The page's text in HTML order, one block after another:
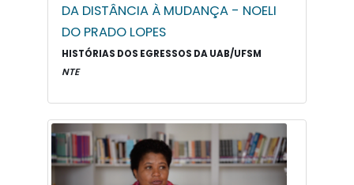
DA DISTÂNCIA À MUDANÇA - NOELI
DO PRADO LOPES
HISTÓRIAS DOS EGRESSOS DA UAB/UFSM
NTE